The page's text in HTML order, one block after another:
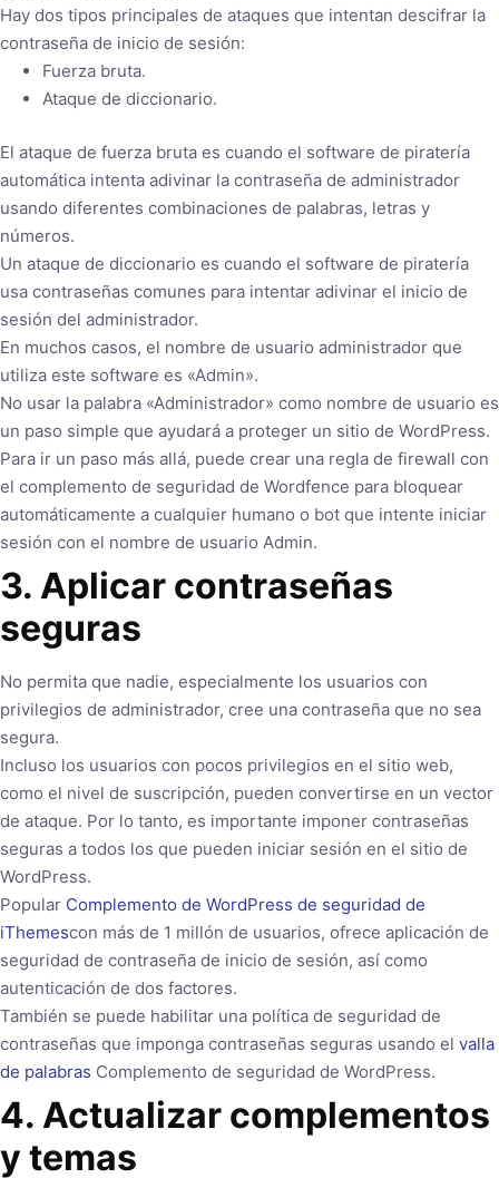
Hay dos tipos principales de ataques que intentan descifrar la
contraseña de inicio de sesión:
Fuerza bruta.
Ataque de diccionario.
El ataque de fuerza bruta es cuando el software de piratería
automática intenta adivinar la contraseña de administrador
usando diferentes combinaciones de palabras, letras y
números.
Un ataque de diccionario es cuando el software de piratería
usa contraseñas comunes para intentar adivinar el inicio de
sesión del administrador.
En muchos casos, el nombre de usuario administrador que
utiliza este software es «Admin».
No usar la palabra «Administrador» como nombre de usuario es
un paso simple que ayudará a proteger un sitio de WordPress.
Para ir un paso más allá, puede crear una regla de firewall con
el complemento de seguridad de Wordfence para bloquear
automáticamente a cualquier humano o bot que intente iniciar
sesión con el nombre de usuario Admin.
3. Aplicar contraseñas
seguras
No permita que nadie, especialmente los usuarios con
privilegios de administrador, cree una contraseña que no sea
segura.
Incluso los usuarios con pocos privilegios en el sitio web,
como el nivel de suscripción, pueden convertirse en un vector
de ataque. Por lo tanto, es importante imponer contraseñas
seguras a todos los que pueden iniciar sesión en el sitio de
WordPress.
Popular Complemento de WordPress de seguridad de
iThemescon más de 1 millón de usuarios, ofrece aplicación de
seguridad de contraseña de inicio de sesión, así como
autenticación de dos factores.
También se puede habilitar una política de seguridad de
contraseñas que imponga contraseñas seguras usando el valla
de palabras Complemento de seguridad de WordPress.
4. Actualizar complementos
y temas